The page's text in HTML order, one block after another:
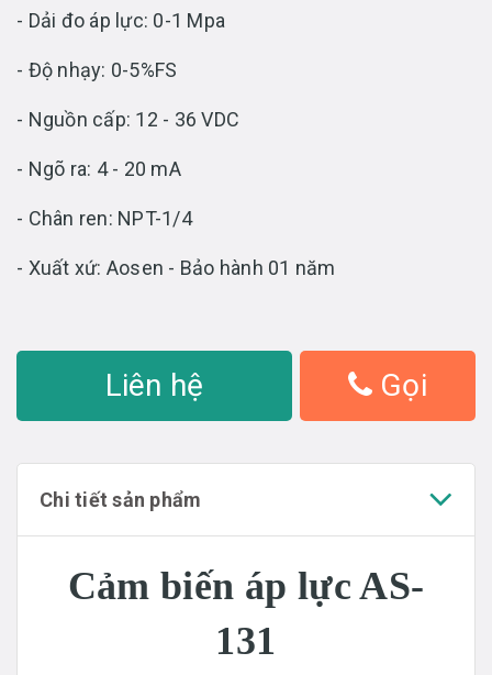
- Dải đo áp lực: 0-1 Mpa
- Độ nhạy: 0-5%FS
- Nguồn cấp: 12 - 36 VDC
- Ngõ ra: 4 - 20 mA
- Chân ren: NPT-1/4
- Xuất xứ: Aosen - Bảo hành 01 năm
Liên hệ Gọi
Chi tiết sản phẩm
Cảm biến áp lực AS-
131